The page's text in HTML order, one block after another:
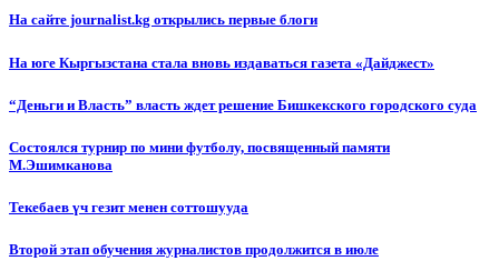
На сайте journalist.kg открылись первые блоги
На юге Кыргызстана стала вновь издаваться газета «Дайджест»
“Деньги и Власть” власть ждет решение Бишкекского городского суда
Состоялся турнир по мини футболу, посвященный памяти
М.Эшимканова
Текебаев үч гезит менен соттошууда
Второй этап обучения журналистов продолжится в июле